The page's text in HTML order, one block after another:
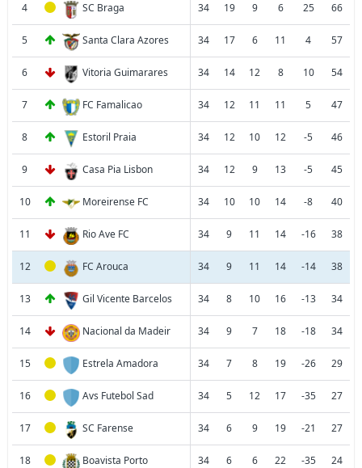
4 SC Braga 34 19 9 6 25 66
5 Santa Clara Azores 34 17 6 11 4 57
6 Vitoria Guimarares 34 14 12 8 10 54
7 FC Famalicao 34 12 11 11 5 47
8 Estoril Praia 34 12 10 12 -5 46
9 Casa Pia Lisbon 34 12 9 13 -5 45
10 Moreirense FC 34 10 10 14 -8 40
11 Rio Ave FC 34 9 11 14 -16 38
12 FC Arouca 34 9 11 14 -14 38
13 Gil Vicente Barcelos 34 8 10 16 -13 34
14 Nacional da Madeir 34 9 7 18 -18 34
15 Estrela Amadora 34 7 8 19 -26 29
16 Avs Futebol Sad 34 5 12 17 -35 27
17 SC Farense 34 6 9 19 -21 27
18 Boavista Porto 34 6 6 22 -35 24